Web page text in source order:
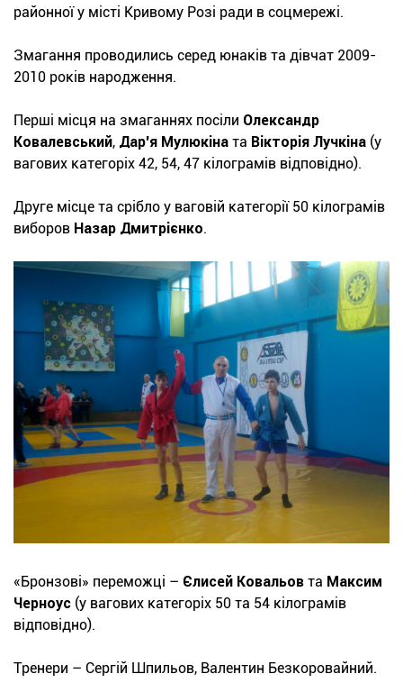
районної у місті Кривому Розі ради в соцмережі.
Змагання проводились серед юнаків та дівчат 2009-
2010 років народження.
Перші місця на змаганнях посіли Олександр
Ковалевський, Дар'я Мулюкіна та Вікторія Лучкіна (у
вагових категоріх 42, 54, 47 кілограмів відповідно).
Друге місце та срібло у ваговій категорії 50 кілограмів
виборов Назар Дмитрієнко.
«Бронзові» переможці – Єлисей Ковальов та Максим
Черноус (у вагових категоріх 50 та 54 кілограмів
відповідно).
Тренери – Сергій Шпильов, Валентин Безкоровайний.